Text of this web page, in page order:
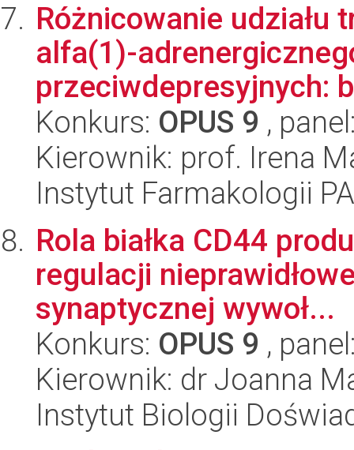
Różnicowanie udziału
alfa(1)-
przeciwdepresyjnych:
Konkurs: OPUS 9 ,
Kierownik: prof. Irena
Instytut Farmakologii
Rola białka CD44
regulacji
synaptycznej wywoł...
Konkurs: OPUS 9 ,
Kierownik: dr Joanna
Instytut Biologii